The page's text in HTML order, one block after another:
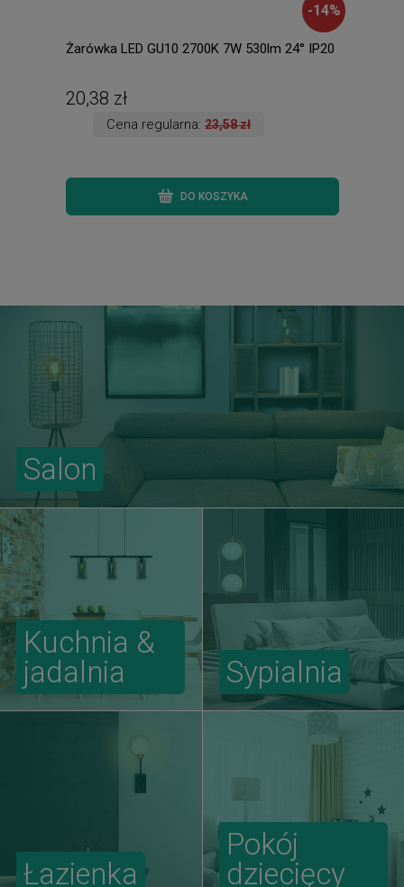
-14%
Żarówka LED GU10 2700K 7W 530lm 24° IP20
20,38 zł
Cena regularna:23,58 zł
DO KOSZYKA
Salon
Kuchnia &
jadalnia
Sypialnia
Łazienka
Pokój
dziecięcy